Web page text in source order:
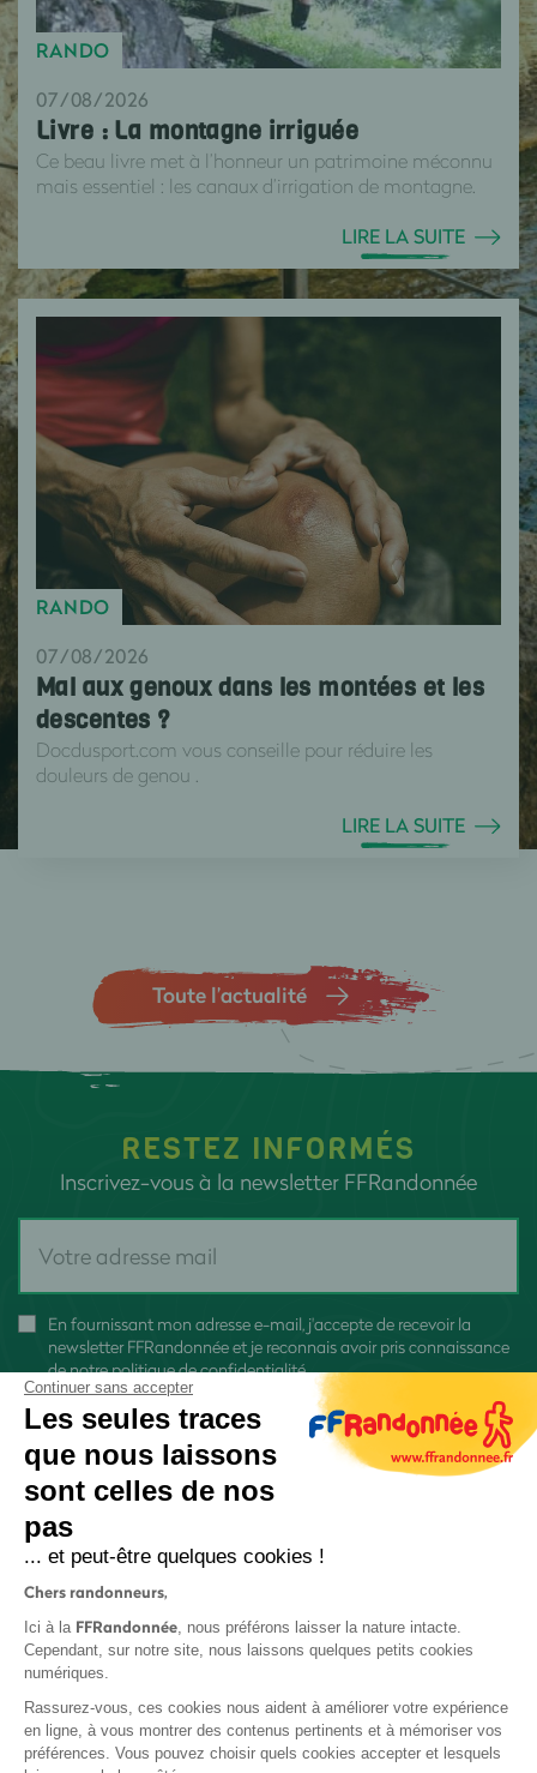
RANDO
07/08/2026
Livre : La montagne irriguée
Ce beau livre met à l’honneur un patrimoine méconnu
mais essentiel : les canaux d’irrigation de montagne.
LIRE LA SUITE
RANDO
07/08/2026
Mal aux genoux dans les montées et les
descentes ?
Docdusport.com vous conseille pour réduire les
douleurs de genou .
LIRE LA SUITE
Toute l’actualité
RESTEZ INFORMÉS
Inscrivez-vous à la newsletter FFRandonnée
En fournissant mon adresse e-mail, j'accepte de recevoir la
newsletter FFRandonnée et je reconnais avoir pris connaissance
denotre politique de confidentialité
Protection des données
Politique de confidentialité
Continuer sans accepter
Les seules traces
que nous laissons
sont celles de nos
pas
... et peut-être quelques cookies !
Chers randonneurs,
Ici à la FFRandonnée, nous préférons laisser la nature intacte.
Cependant, sur notre site, nous laissons quelques petits cookies
numériques.
Rassurez-vous, ces cookies nous aident à améliorer votre expérience
en ligne, à vous montrer des contenus pertinents et à mémoriser vos
préférences. Vous pouvez choisir quels cookies accepter et lesquels